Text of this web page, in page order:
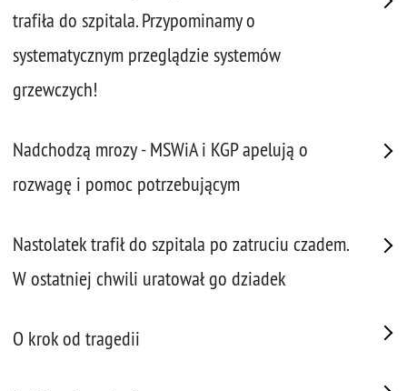
trafiła do szpitala. Przypominamy o
systematycznym przeglądzie systemów
grzewczych!
Nadchodzą mrozy - MSWiA i KGP apelują o
rozwagę i pomoc potrzebującym
Nastolatek trafił do szpitala po zatruciu czadem.
W ostatniej chwili uratował go dziadek
O krok od tragedii